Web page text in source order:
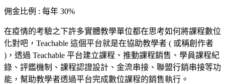
佣金比例 : 每年 30%
在疫情的考驗之下許多實體教學單位都在思考如何將課程數位
化對吧，Teachable 這個平台就是在協助教學者 ( 或稱創作者
)，透過 Teachable 平台建立課程、推動課程銷售、學員課程紀
錄、評鑑機制、課程認證設計、金流串接、聯盟行銷串接等功
能，幫助教學者透過平台完成數位課程的銷售執行。